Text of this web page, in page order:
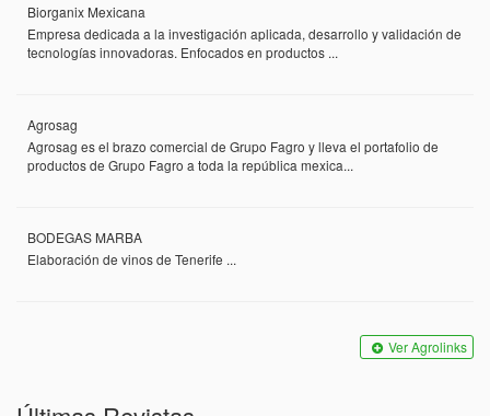
Biorganix Mexicana
Empresa dedicada a la investigación aplicada, desarrollo y validación de
tecnologías innovadoras. Enfocados en productos ...
Agrosag
Agrosag es el brazo comercial de Grupo Fagro y lleva el portafolio de
productos de Grupo Fagro a toda la república mexica...
BODEGAS MARBA
Elaboración de vinos de Tenerife ...
Ver Agrolinks